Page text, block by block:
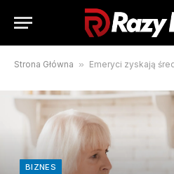
Strona Główna » Emeryci zyskają średnio 6,7 tys. zł.
BIZNES